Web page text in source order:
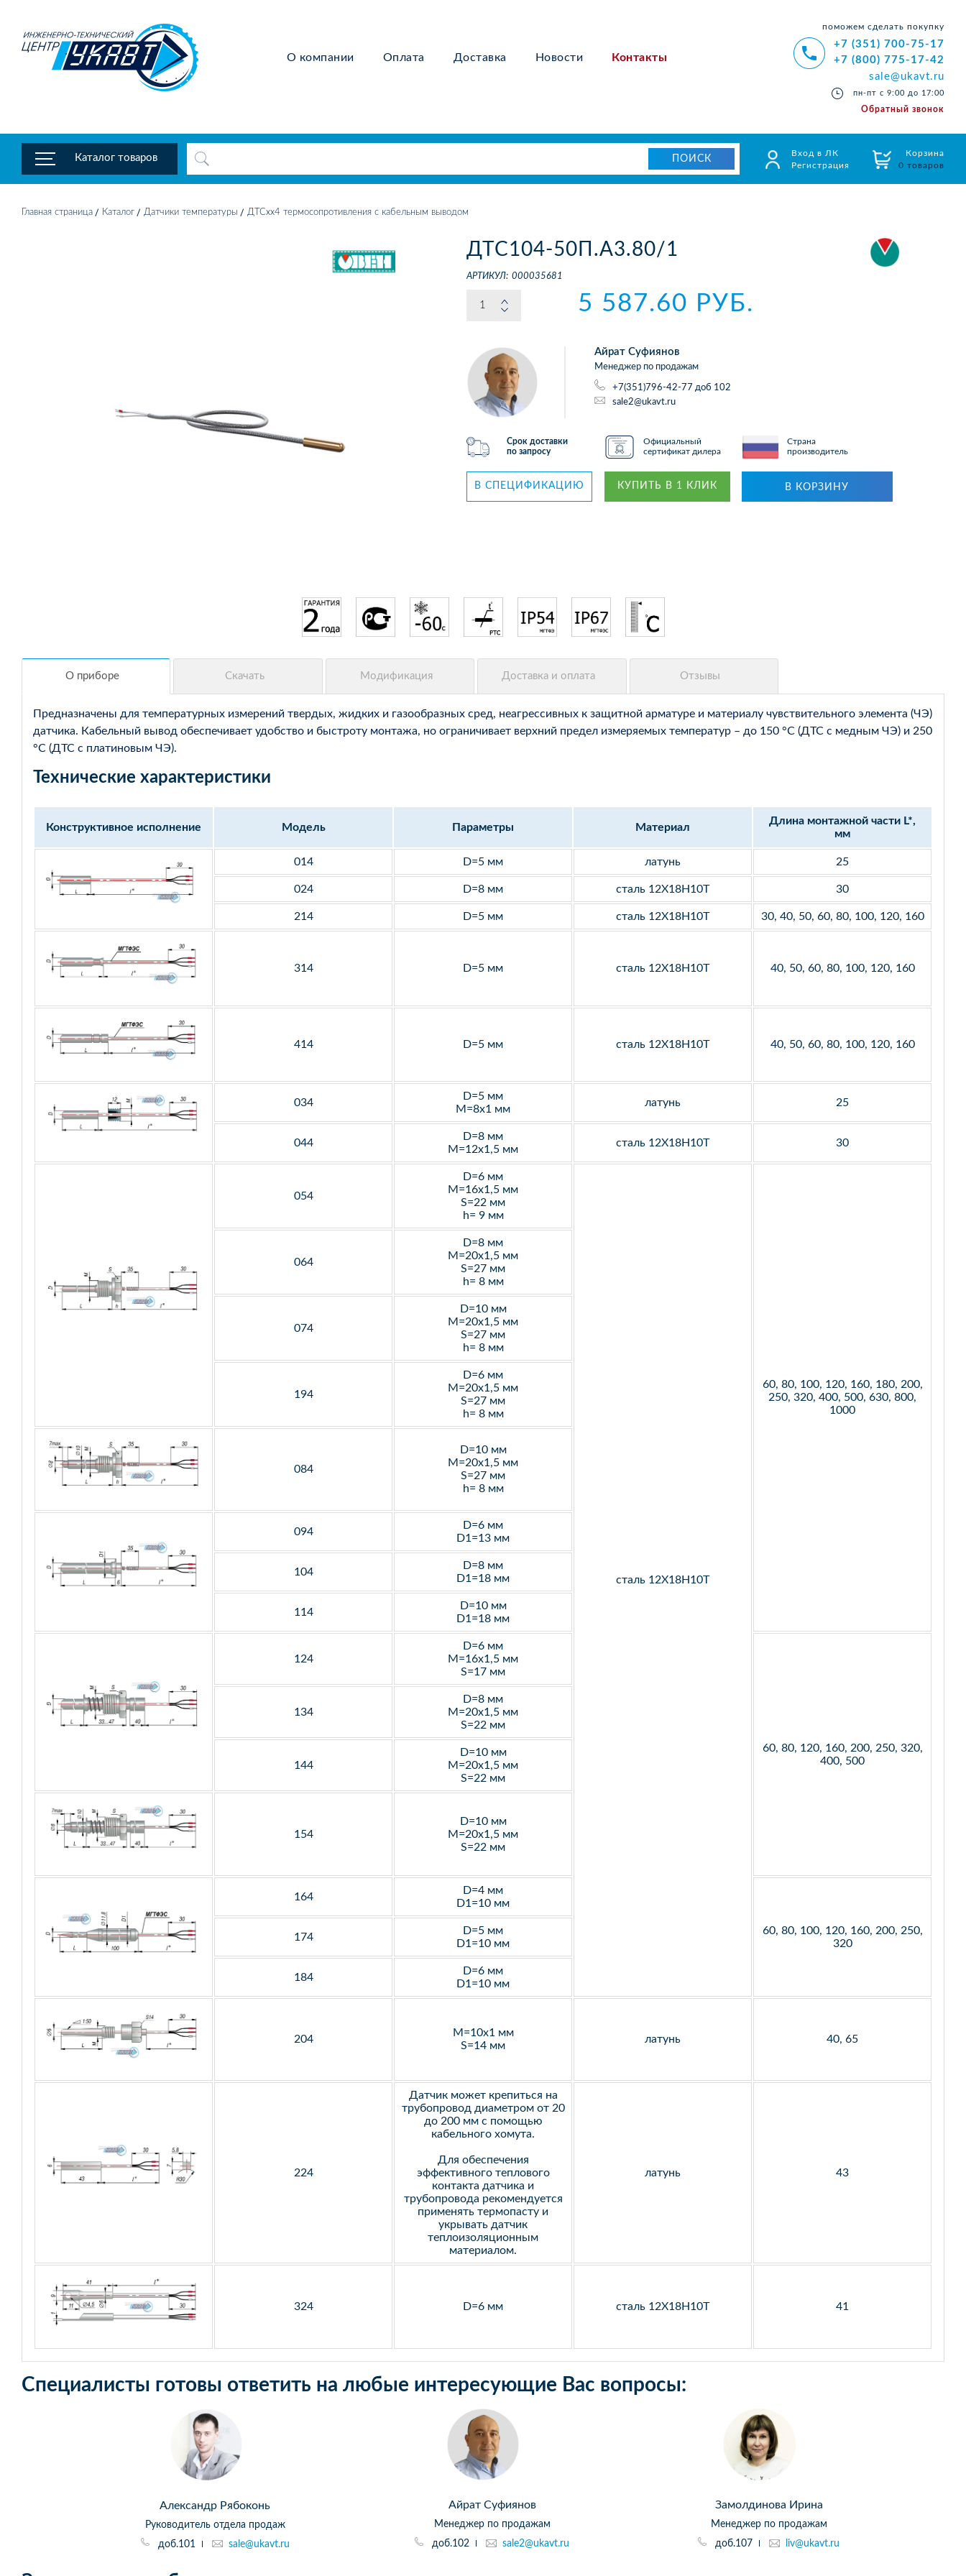
О компании Оплата Доставка Новости Контакты
поможем сделать покупку
+7 (351) 700-75-17
+7 (800) 775-17-42
sale@ukavt.ru
пн-пт с 9:00 до 17:00
Обратный звонок
Каталог товаров
Вход в ЛК
Регистрация
Корзина
0 товаров
Главная страница Каталог Датчики температуры ДТСхх4 термосопротивления с кабельным выводом
ДТС104-50П.А3.80/1
АРТИКУЛ: 000035681
5 587.60 РУБ.
Айрат Суфиянов
Менеджер по продажам
+7(351)796-42-77 доб 102
sale2@ukavt.ru
Срок доставки
по запросу
Официальный
сертификат дилера
Страна
производитель
В СПЕЦИФИКАЦИЮ КУПИТЬ В 1 КЛИК В КОРЗИНУ
Предназначены для температурных измерений твердых, жидких и газообразных сред, неагрессивных к защитной арматуре и материалу чувствительного элемента (ЧЭ)
датчика. Кабельный вывод обеспечивает удобство и быстроту монтажа, но ограничивает верхний предел измеряемых температур – до 150 °С (ДТС с медным ЧЭ) и 250
°С (ДТС с платиновым ЧЭ).
Технические характеристики
Конструктивное исполнение Модель Параметры Материал
Длина монтажной части L*,
мм
014 D=5 мм латунь 25
024 D=8 мм сталь 12Х18Н10Т 30
214 D=5 мм сталь 12Х18Н10Т 30, 40, 50, 60, 80, 100, 120, 160
314 D=5 мм сталь 12Х18Н10Т 40, 50, 60, 80, 100, 120, 160
414 D=5 мм сталь 12Х18Н10Т 40, 50, 60, 80, 100, 120, 160
034
D=5 мм
M=8х1 мм
латунь 25
044
D=8 мм
M=12х1,5 мм
сталь 12Х18Н10Т 30
054
D=6 мм
M=16х1,5 мм
S=22 мм
h= 9 мм
сталь 12Х18Н10Т
60, 80, 100, 120, 160, 180, 200,
250, 320, 400, 500, 630, 800,
1000
064
D=8 мм
M=20х1,5 мм
S=27 мм
h= 8 мм
074
D=10 мм
M=20х1,5 мм
S=27 мм
h= 8 мм
194
D=6 мм
M=20х1,5 мм
S=27 мм
h= 8 мм
084
D=10 мм
M=20х1,5 мм
S=27 мм
h= 8 мм
094
D=6 мм
D1=13 мм
104
D=8 мм
D1=18 мм
114
D=10 мм
D1=18 мм
124
D=6 мм
M=16х1,5 мм
S=17 мм
60, 80, 120, 160, 200, 250, 320,
400, 500
134
D=8 мм
M=20х1,5 мм
S=22 мм
144
D=10 мм
M=20х1,5 мм
S=22 мм
154
D=10 мм
M=20х1,5 мм
S=22 мм
164
D=4 мм
D1=10 мм
60, 80, 100, 120, 160, 200, 250,
320
174
D=5 мм
D1=10 мм
184
D=6 мм
D1=10 мм
204
M=10х1 мм
S=14 мм
латунь 40, 65
224
Датчик может крепиться на
трубопровод диаметром от 20
до 200 мм с помощью
кабельного хомута.
Для обеспечения
эффективного теплового
контакта датчика и
трубопровода рекомендуется
применять термопасту и
укрывать датчик
теплоизоляционным
материалом.
латунь 43
324 D=6 мм сталь 12Х18Н10Т 41
Специалисты готовы ответить на любые интересующие Вас вопросы:
Александр Рябоконь
Руководитель отдела продаж
доб.101
sale@ukavt.ru
Айрат Суфиянов
Менеджер по продажам
доб.102
sale2@ukavt.ru
Замолдинова Ирина
Менеджер по продажам
доб.107
liv@ukavt.ru